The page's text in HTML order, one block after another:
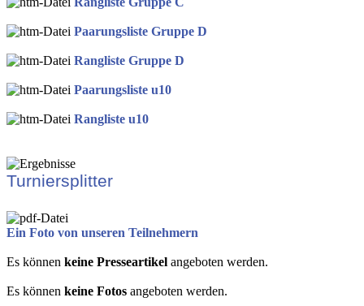
Paarungsliste Gruppe D
Rangliste Gruppe D
Paarungsliste u10
Rangliste u10
Turniersplitter
Ein Foto von unseren Teilnehmern
Es können keine Presseartikel angeboten werden.
Es können keine Fotos angeboten werden.